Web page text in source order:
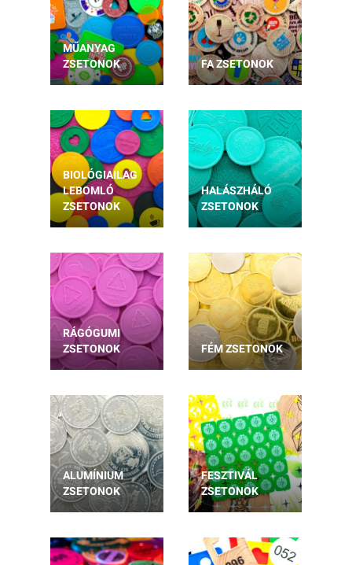
MŰANYAG
ZSETONOK
FA ZSETONOK
BIOLÓGIAILAG
LEBOMLÓ
ZSETONOK
HALÁSZHÁLÓ
ZSETONOK
RÁGÓGUMI
ZSETONOK
FÉM ZSETONOK
ALUMÍNIUM
ZSETONOK
FESZTIVÁL
ZSETONOK